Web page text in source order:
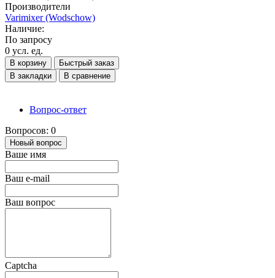
Производители
Varimixer (Wodschow)
Наличие:
По запросу
0 усл. ед.
В корзину
Быстрый заказ
В закладки
В сравнение
Вопрос-ответ
Вопросов: 0
Новый вопрос
Ваше имя
Ваш e-mail
Ваш вопрос
Captcha